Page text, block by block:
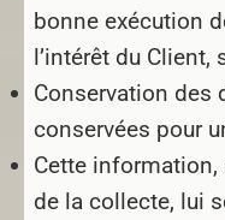
bonne exécution
l’intérêt du Client,
Conservation des
conservées pour
Cette information,
de la collecte, lui